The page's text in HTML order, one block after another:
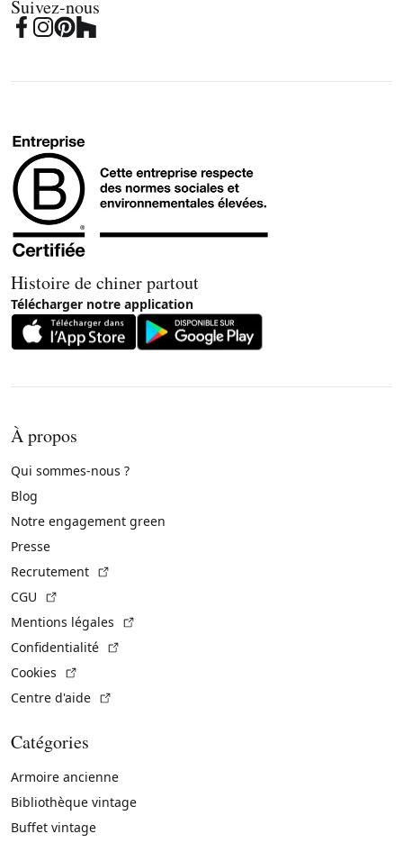
Suivez-nous
Histoire de chiner partout
Télécharger notre application
À propos
Qui sommes-nous ?
Blog
Notre engagement green
Presse
Recrutement
CGU
Mentions légales
Confidentialité
Cookies
Centre d'aide
Catégories
Armoire ancienne
Bibliothèque vintage
Buffet vintage